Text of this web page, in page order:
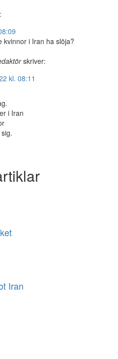
kvinnor i Iran ha slöja?
skriver:
kl. 08:11
i Iran
Iran